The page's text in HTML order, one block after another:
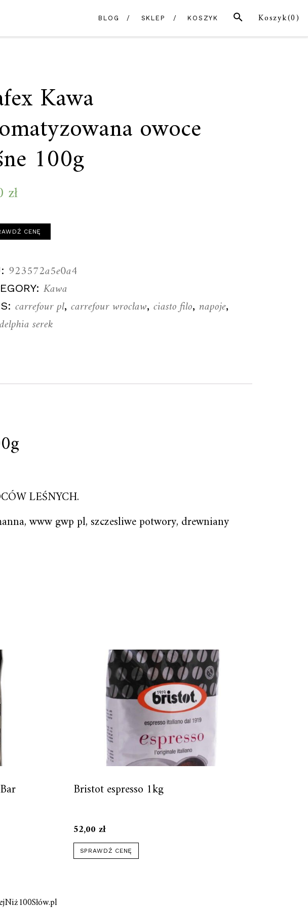
Koszyk(0)
SZUKAJ
BLOG SKLEP KOSZYK
Kawa
owoce
100g
zł
CENĘ
923572a5e0a4
Kawa
carrefour pl,carrefour wrocław,ciasto filo,napoje,
serek
LEŚNYCH.
www gwp pl, szczesliwe potwory, drewniany
Bristot espresso 1kg
52,00 zł
SPRAWDŹ CENĘ